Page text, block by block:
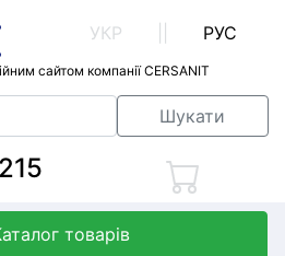
сайтом компанії CERSANIT
УКР РУС
Шукати
товарів